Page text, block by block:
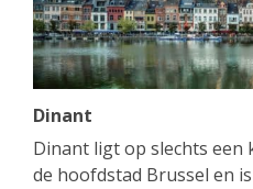
Dinant
Dinant ligt op slechts
de hoofdstad Brussel en is